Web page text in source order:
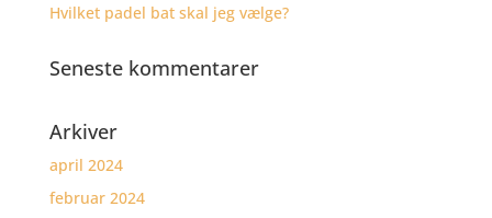
Hvilket padel bat skal jeg vælge?
Seneste kommentarer
Arkiver
april 2024
februar 2024